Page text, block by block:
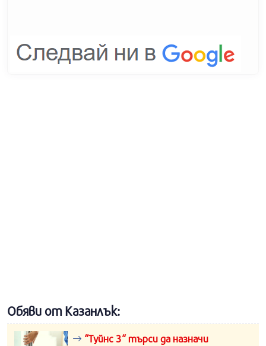
Обяви от Казанлък:
“Туйнс 3“ търси да назначи